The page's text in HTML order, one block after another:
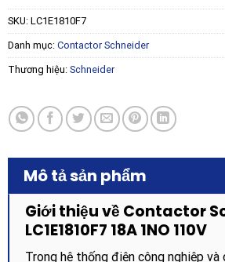
SKU: LC1E1810F7
Danh mục: Contactor Schneider
Thương hiệu: Schneider
Mô tả sản phẩm
Giới thiệu về Contactor
LC1E1810F7 18A 1NO 110V
Trong hệ thống điện công nghiệp và